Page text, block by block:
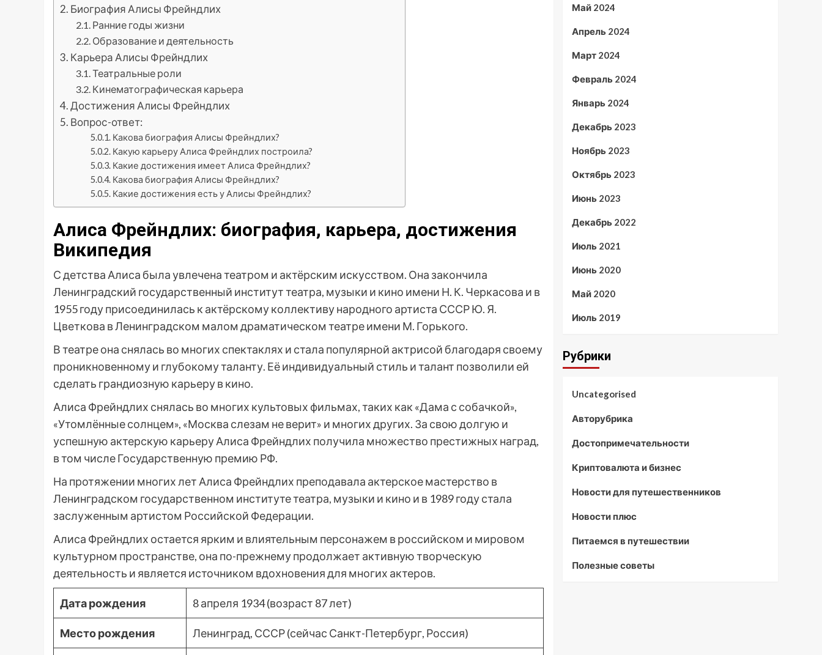
Биография Алисы Фрейндлих
Ранние годы жизни
Образование и деятельность
Карьера Алисы Фрейндлих
Театральные роли
Кинематографическая карьера
Достижения Алисы Фрейндлих
Вопрос-ответ:
Какова биография Алисы Фрейндлих?
Какую карьеру Алиса Фрейндлих построила?
Какие достижения имеет Алиса Фрейндлих?
Какова биография Алисы Фрейндлих?
Какие достижения есть у Алисы Фрейндлих?
Алиса Фрейндлих: биография, карьера, достижения
Википедия
С детства Алиса была увлечена театром и актёрским искусством. Она закончила
Ленинградский государственный институт театра, музыки и кино имени Н. К. Черкасова и в
1955 году присоединилась к актёрскому коллективу народного артиста СССР Ю. Я.
Цветкова в Ленинградском малом драматическом театре имени М. Горького.
В театре она снялась во многих спектаклях и стала популярной актрисой благодаря своему
проникновенному и глубокому таланту. Её индивидуальный стиль и талант позволили ей
сделать грандиозную карьеру в кино.
Алиса Фрейндлих снялась во многих культовых фильмах, таких как «Дама с собачкой»,
«Утомлённые солнцем», «Москва слезам не верит» и многих других. За свою долгую и
успешную актерскую карьеру Алиса Фрейндлих получила множество престижных наград,
в том числе Государственную премию РФ.
На протяжении многих лет Алиса Фрейндлих преподавала актерское мастерство в
Ленинградском государственном институте театра, музыки и кино и в 1989 году стала
заслуженным артистом Российской Федерации.
Алиса Фрейндлих остается ярким и влиятельным персонажем в российском и мировом
культурном пространстве, она по-прежнему продолжает активную творческую
деятельность и является источником вдохновения для многих актеров.
Дата рождения 8 апреля 1934 (возраст 87 лет)
Место рождения Ленинград, СССР (сейчас Санкт-Петербург, Россия)
Май 2024
Апрель 2024
Март 2024
Февраль 2024
Январь 2024
Декабрь 2023
Ноябрь 2023
Октябрь 2023
Июнь 2023
Декабрь 2022
Июль 2021
Июнь 2020
Май 2020
Июль 2019
Рубрики
Uncategorised
Авторубрика
Достопримечательности
Криптовалюта и бизнес
Новости для путешественников
Новости плюс
Питаемся в путешествии
Полезные советы